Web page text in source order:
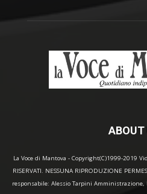
ABOUT
La Voce di Mantova - Copyright(C)1999-2019
RISERVATI. NESSUNA RIPRODUZIONE
responsabile: Alessio Tarpini